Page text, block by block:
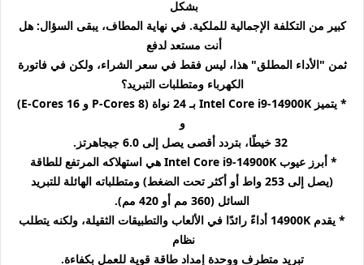
بشكل
كبير من التكلفة الإجمالية للملكية. في نهاية المطاف، يبقى السؤال: هل
أنت مستعد لدفع
ثمن "الأداء المطلق" هذا، ليس فقط في سعر الشراء، ولكن في فاتورة
الكهرباء ومتطلبات التبريد؟
* يتميز Intel Core i9-14900K بـ 24 نواة (8 P-Cores و 16 E-Cores)
و
* أبرز عيوب Intel Core i9-14900K هي استهلاكه المرتفع للطاقة
(يصل إلى 253 واط أو أكثر تحت الضغط) ومتطلباته الهائلة للتبريد
السائل (360 مم أو 420 مم).
* يقدم 14900K أداءً رائدًا في الألعاب والتطبيقات الثقيلة، ولكنه يتطلب
نظام
تبريد متطرف ووحدة إمداد طاقة قوية للعمل بكفاءة.